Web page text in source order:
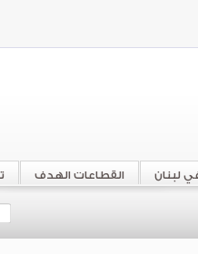
القطاعات الهدف لبنان